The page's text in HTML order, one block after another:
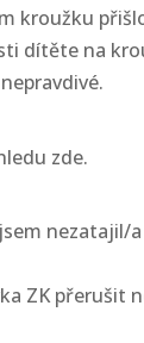
kroužku
dítěte na
zde.
ZK přerušit